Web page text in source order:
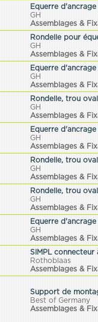
Equerre
GH
Assemblages &
Rondelle pour
GH
Assemblages &
Equerre
GH
Assemblages &
Rondelle, trou
GH
Assemblages &
Equerre
GH
Assemblages &
Rondelle, trou
GH
Assemblages &
Rondelle, trou
GH
Assemblages &
Equerre
GH
Assemblages &
SIMPL connecteur
Rothoblaas
Assemblages &
Support de
Best of Germany
Assemblages &